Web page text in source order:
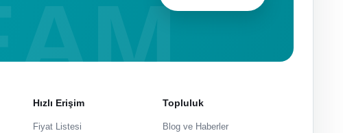
Hızlı Erişim
Fiyat Listesi
Topluluk
Blog ve Haberler